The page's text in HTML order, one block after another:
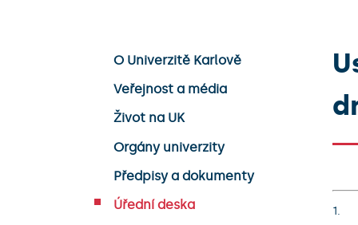
O Univerzitě Karlově
Veřejnost a média
Život na UK
Orgány univerzity
Předpisy a dokumenty
Úřední deska